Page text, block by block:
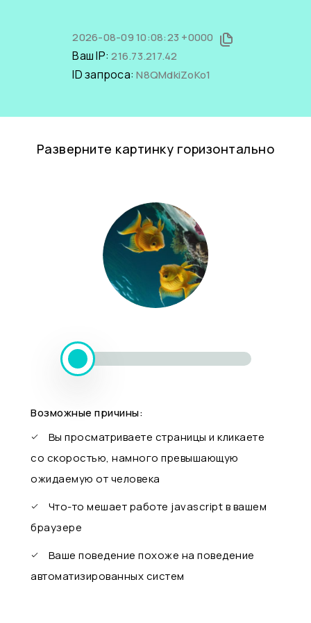
2026-08-09 10:08:23 +0000
Ваш IP:216.73.217.42
ID запроса:N8QMdkiZoKo1
Разверните картинку горизонтально
Возможные причины:
Вы просматриваете страницы и кликаете
со скоростью, намного превышающую
ожидаемую от человека
Что-то мешает работе javascript в вашем
браузере
Ваше поведение похоже на поведение
автоматизированных систем